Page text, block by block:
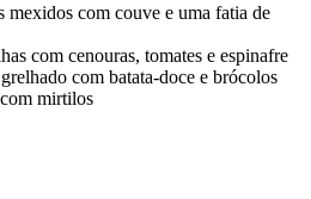
mexidos com couve e uma fatia de
com cenouras, tomates e espinafre
com batata-doce e brócolos
mirtilos